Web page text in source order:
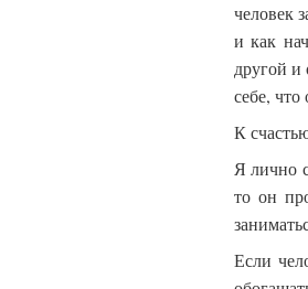
человек
и как
другой и
себе,
К
Я лично
то он
Если